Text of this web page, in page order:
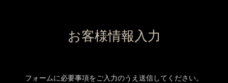
お客様情報入力
フォームに必要事項をご入力のうえ送信してください。